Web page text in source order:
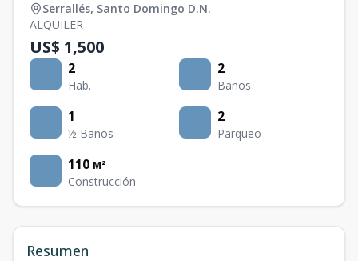
Serrallés, Santo Domingo D.N.
ALQUILER
US$ 1,500
2
Hab.
2
Baños
1
½ Baños
2
Parqueo
110 M²
Construcción
Resumen